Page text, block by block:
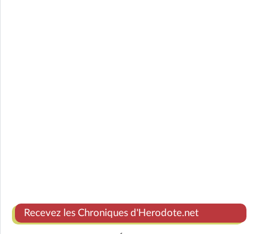
Recevez les Chroniques d'Herodote.net